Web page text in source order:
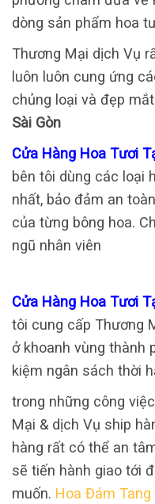
dòng sản phẩm hoa
Thương Mại dịch Vụ
luôn luôn cung ứng
chủng loại và đẹp
Sài Gòn
Cửa Hàng Hoa Tươi
bên tôi dùng các loại
nhất, bảo đảm an
của từng bông hoa.
ngũ nhân viên
Cửa Hàng Hoa Tươi
tôi cung cấp Thương
ở khoanh vùng thành
kiệm ngân sách thời
trong những công
Mại & dịch Vụ ship
hàng rất có thể an
sẽ tiến hành giao tới
muốn. Hoa Đám Tang